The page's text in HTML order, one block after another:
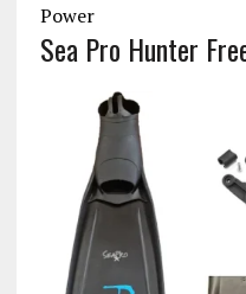
Power
Sea Pro Hunter